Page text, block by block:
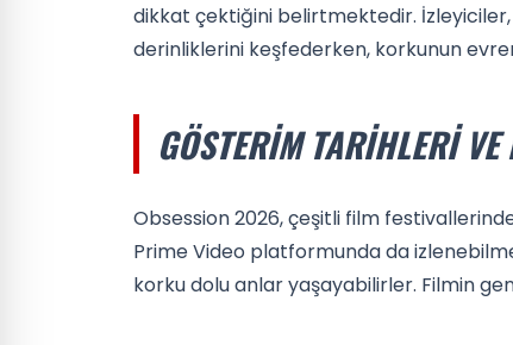
dikkat çektiğini belirtmektedir.
derinliklerini keşfederken, korkunun
GÖSTERIM TARIHLERI
Obsession 2026, çeşitli film
Prime Video platformunda da
korku dolu anlar yaşayabilirler. Filmin